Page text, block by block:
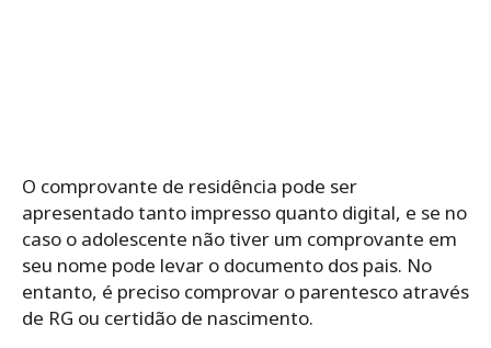
O comprovante de residência pode ser
apresentado tanto impresso quanto digital, e se no
caso o adolescente não tiver um comprovante em
seu nome pode levar o documento dos pais. No
entanto, é preciso comprovar o parentesco através
de RG ou certidão de nascimento.